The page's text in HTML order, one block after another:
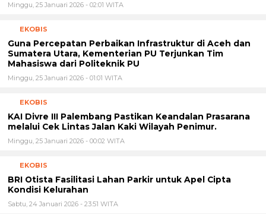
Minggu, 25 Januari 2026 - 02:01 WITA
EKOBIS
Guna Percepatan Perbaikan Infrastruktur di Aceh dan
Sumatera Utara, Kementerian PU Terjunkan Tim
Mahasiswa dari Politeknik PU
Minggu, 25 Januari 2026 - 01:01 WITA
EKOBIS
KAI Divre III Palembang Pastikan Keandalan Prasarana
melalui Cek Lintas Jalan Kaki Wilayah Penimur.
Minggu, 25 Januari 2026 - 00:02 WITA
EKOBIS
BRI Otista Fasilitasi Lahan Parkir untuk Apel Cipta
Kondisi Kelurahan
Sabtu, 24 Januari 2026 - 23:51 WITA